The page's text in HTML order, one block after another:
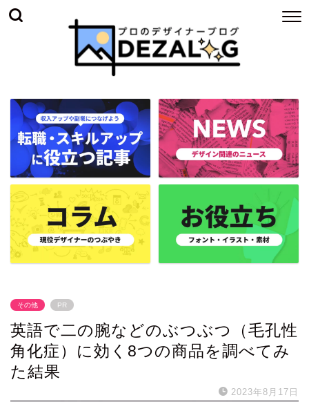
その他 PR
英語で二の腕などのぶつぶつ（毛孔性
角化症）に効く8つの商品を調べてみ
た結果
2023年8月17日